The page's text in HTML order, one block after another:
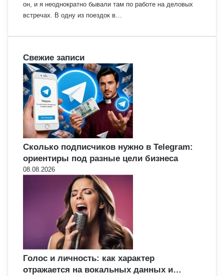
он, и я неоднократно бывали там по работе на деловых
встречах. В одну из поездок в…
Свежие записи
Сколько подписчиков нужно в Telegram:
ориентиры под разные цели бизнеса
08.08.2026
Голос и личность: как характер
отражается на вокальных данных и…